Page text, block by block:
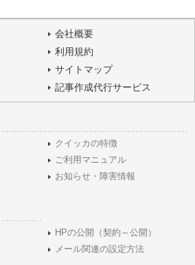
会社概要
利用規約
サイトマップ
記事作成代行サービス
クイッカの特徴
ご利用マニュアル
お知らせ・障害情報
HPの公開（契約～公開）
メール関連の設定方法